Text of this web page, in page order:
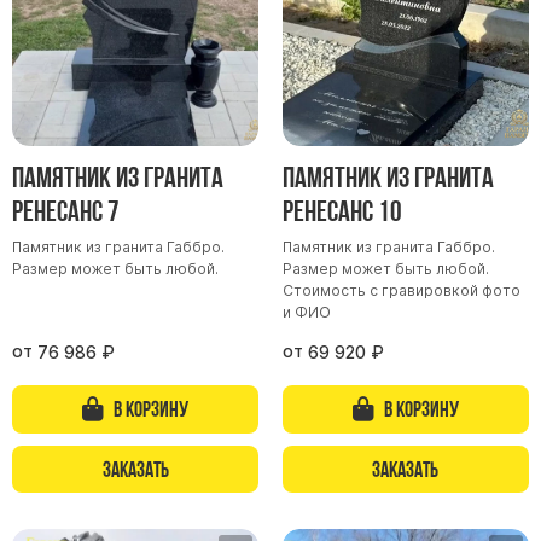
Памятники военным
Часовни из белого мрамора и гранита
Скульптуры, барельефы и бюсты из бронзы
Колумбарий
Недорогие памятники
Памятники с фотокерамикой
Памятники животным
Памятники младенцу
Памятники двойные
Памятники женщине
Памятники маме
Памятники жене
Памятники дочери
Памятник из гранита
Ренесанс 7
Памятник из гранита Габбро.
Размер может быть любой.
от 76 986 ₽
В корзину
Заказать
Памятник из гранита
Ренесанс 10
Памятник из гранита Габбро.
Размер может быть любой.
Стоимость с гравировкой фото
и ФИО
от 69 920 ₽
В корзину
Заказать